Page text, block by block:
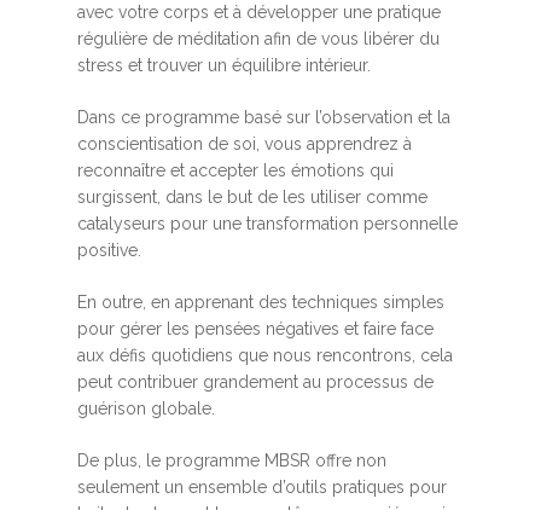
avec votre corps et à développer une pratique
régulière de méditation afin de vous libérer du
stress et trouver un équilibre intérieur.
Dans ce programme basé sur l’observation et la
conscientisation de soi, vous apprendrez à
reconnaître et accepter les émotions qui
surgissent, dans le but de les utiliser comme
catalyseurs pour une transformation personnelle
positive.
En outre, en apprenant des techniques simples
pour gérer les pensées négatives et faire face
aux défis quotidiens que nous rencontrons, cela
peut contribuer grandement au processus de
guérison globale.
De plus, le programme MBSR offre non
seulement un ensemble d’outils pratiques pour